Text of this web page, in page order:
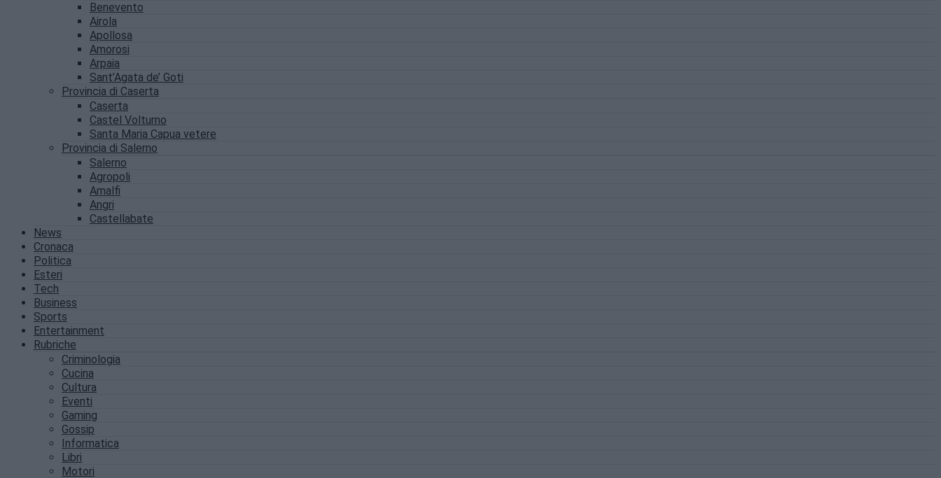
Benevento
Airola
Apollosa
Amorosi
Arpaia
Sant’Agata de’ Goti
Provincia di Caserta
Caserta
Castel Volturno
Santa Maria Capua vetere
Provincia di Salerno
Salerno
Agropoli
Amalfi
Angri
Castellabate
News
Cronaca
Politica
Esteri
Tech
Business
Sports
Entertainment
Rubriche
Criminologia
Cucina
Cultura
Eventi
Gaming
Gossip
Informatica
Libri
Motori